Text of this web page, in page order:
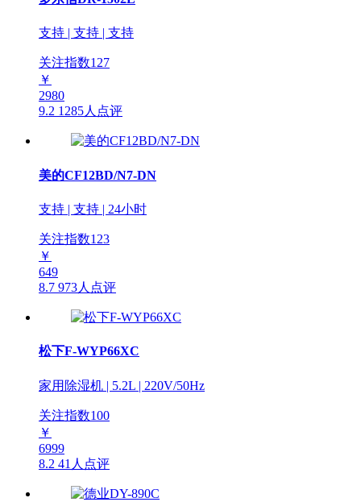
支持 | 支持 | 支持
关注指数127
￥
2980
9.2 1285人点评
美的CF12BD/N7-DN
支持 | 支持 | 24小时
关注指数123
￥
649
8.7 973人点评
松下F-WYP66XC
家用除湿机 | 5.2L | 220V/50Hz
关注指数100
￥
6999
8.2 41人点评